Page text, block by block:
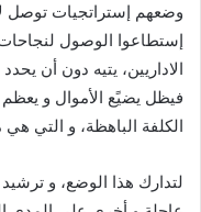
وضعهم إستراتجيات توصل
إستطاعوا الوصول
الاداريين، يتيه دون أن
فيظل يضيًع الأموال و
الكلفة الباهظة، و التي
لتدارك هذا الوضع، و